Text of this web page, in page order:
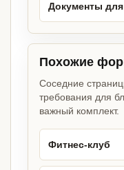
Документы
Похожие
Соседние
требования для
важный комплект.
Фитнес-клуб